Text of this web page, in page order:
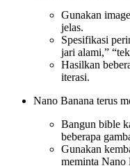
Gunakan
jelas.
Spesifikasi
jari alami,”
Hasilkan
iterasi.
Nano Banana terus
Bangun bible
beberapa
Gunakan
meminta Nano